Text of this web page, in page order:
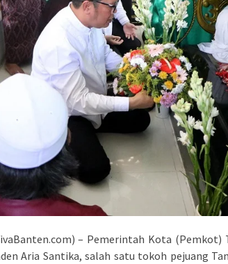
– Pemerintah Kota (Pemkot)
Aria Santika, salah satu tokoh pejuang